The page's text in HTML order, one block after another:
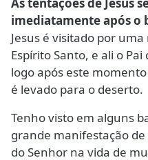
imediatamente após o
Jesus é visitado por
Espírito Santo, e ali o
logo após este
é levado para o deserto.
Tenho visto em alguns
grande manifestação
do Senhor na vida de